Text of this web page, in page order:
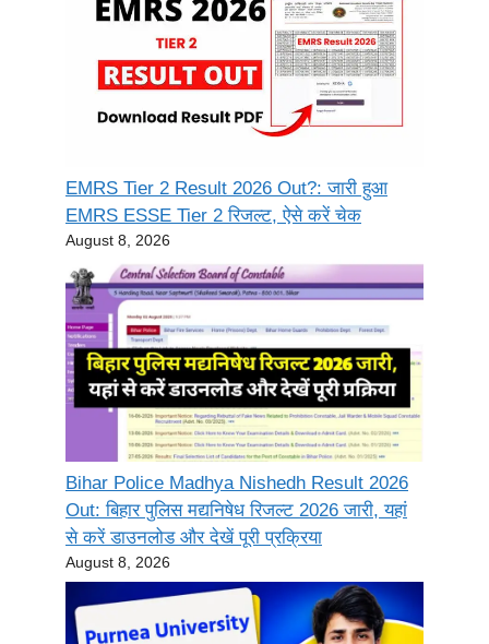
EMRS Tier 2 Result 2026 Out?: जारी हुआ
EMRS ESSE Tier 2 रिजल्ट, ऐसे करें चेक
August 8, 2026
Bihar Police Madhya Nishedh Result 2026
Out: बिहार पुलिस मद्यनिषेध रिजल्ट 2026 जारी, यहां
से करें डाउनलोड और देखें पूरी प्रक्रिया
August 8, 2026